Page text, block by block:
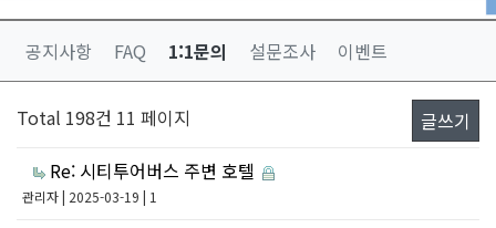
공지사항 FAQ 1:1문의 설문조사 이벤트
Total 198건 11 페이지
글쓰기
Re: 시티투어버스 주변 호텔
관리자| 2025-03-19 | 1